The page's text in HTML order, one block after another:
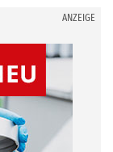
ANZEIGE